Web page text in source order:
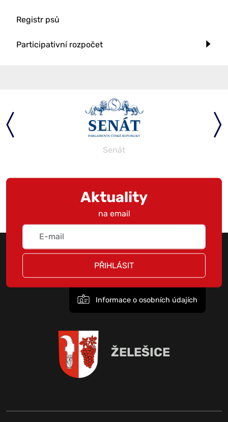
Registr psů
Participativní rozpočet
Senát
Aktuality
na email
PŘIHLÁSIT
Informace o osobních údajích
ŽELEŠICE